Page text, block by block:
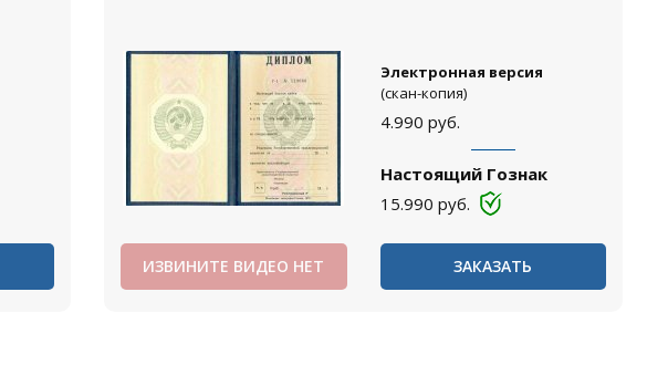
Электронная версия
(скан-копия)
4.990 руб.
Настоящий Гознак
15.990 руб.
ИЗВИНИТЕ ВИДЕО НЕТ ЗАКАЗАТЬ